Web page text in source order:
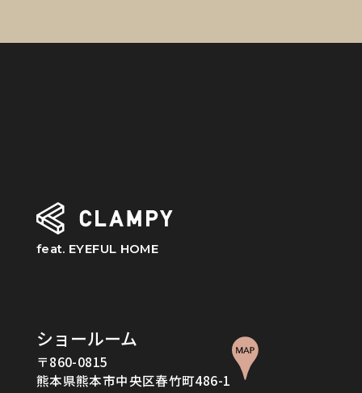
feat. EYEFUL HOME
ショールーム
〒860-0815
熊本県熊本市中央区春竹町486-1